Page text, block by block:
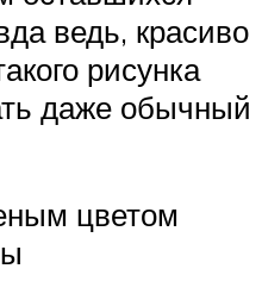
ведь, красиво
рисунка
даже обычный
цветом